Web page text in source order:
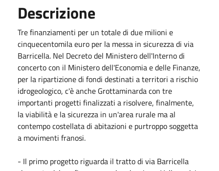
Descrizione
Tre finanziamenti per un totale di due milioni e
cinquecentomila euro per la messa in sicurezza di via
Barricella. Nel Decreto del Ministero dell'Interno di
concerto con il Ministero dell'Economia e delle Finanze,
per la ripartizione di fondi destinati a territori a rischio
idrogeologico, c'è anche Grottaminarda con tre
importanti progetti finalizzati a risolvere, finalmente,
la viabilità e la sicurezza in un'area rurale ma al
contempo costellata di abitazioni e purtroppo soggetta
a movimenti franosi.
- Il primo progetto riguarda il tratto di via Barricella